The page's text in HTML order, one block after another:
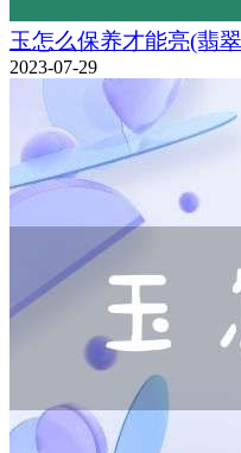
玉怎么保养才能亮(翡
2023-07-29